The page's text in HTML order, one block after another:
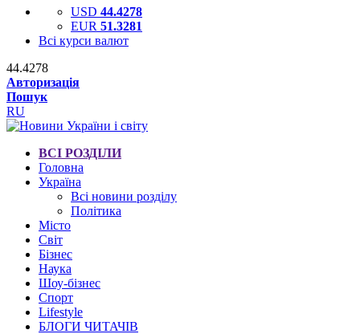
USD 44.4278
EUR 51.3281
Всі курси валют
44.4278
Авторизація
Пошук
RU
ВСІ РОЗДІЛИ
Головна
Україна
Всі новини розділу
Політика
Місто
Світ
Бізнес
Наука
Шоу-бізнес
Спорт
Lifestyle
БЛОГИ ЧИТАЧІВ